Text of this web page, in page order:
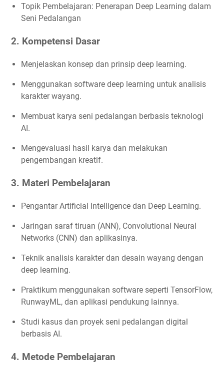
Topik Pembelajaran: Penerapan Deep Learning dalam
Seni Pedalangan
2. Kompetensi Dasar
Menjelaskan konsep dan prinsip deep learning.
Menggunakan software deep learning untuk analisis
karakter wayang.
Membuat karya seni pedalangan berbasis teknologi
AI.
Mengevaluasi hasil karya dan melakukan
pengembangan kreatif.
3. Materi Pembelajaran
Pengantar Artificial Intelligence dan Deep Learning.
Jaringan saraf tiruan (ANN), Convolutional Neural
Networks (CNN) dan aplikasinya.
Teknik analisis karakter dan desain wayang dengan
deep learning.
Praktikum menggunakan software seperti TensorFlow,
RunwayML, dan aplikasi pendukung lainnya.
Studi kasus dan proyek seni pedalangan digital
berbasis AI.
4. Metode Pembelajaran